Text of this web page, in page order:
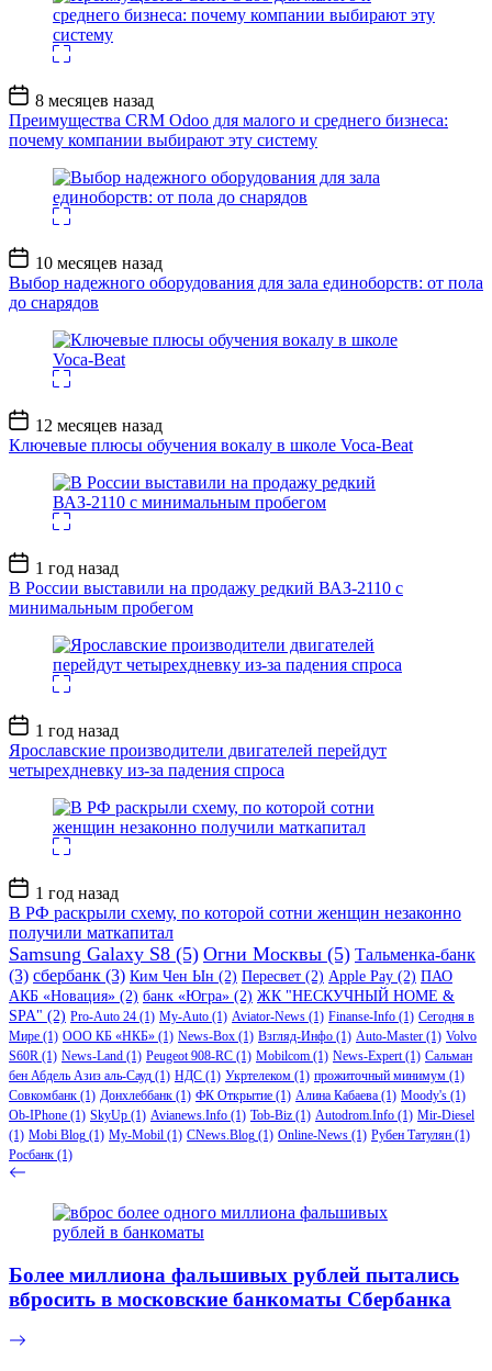
Дата
записи
8 месяцев назад
Преимущества CRM Odoo для малого и среднего бизнеса:
почему компании выбирают эту систему
Дата
записи
10 месяцев назад
Выбор надежного оборудования для зала единоборств: от пола
до снарядов
Дата
записи
12 месяцев назад
Ключевые плюсы обучения вокалу в школе Voca-Beat
Дата
записи
1 год назад
В России выставили на продажу редкий ВАЗ-2110 с
минимальным пробегом
Дата
записи
1 год назад
Ярославские производители двигателей перейдут
четырехдневку из-за падения спроса
Дата
записи
1 год назад
В РФ раскрыли схему, по которой сотни женщин незаконно
получили маткапитал
Samsung Galaxy S8 (5) Огни Москвы (5) Тальменка-банк
(3) сбербанк (3) Ким Чен Ын (2) Пересвет (2) Apple Pay (2) ПАО
АКБ «Новация» (2) банк «Югра» (2) ЖК "НЕСКУЧНЫЙ HOME &
SPA" (2) Pro-Auto 24 (1) My-Auto (1) Aviator-News (1) Finanse-Info (1) Сегодня в
Мире (1) ООО КБ «НКБ» (1) News-Box (1) Взгляд-Инфо (1) Auto-Master (1) Volvo
S60R (1) News-Land (1) Peugeot 908-RC (1) Mobilcom (1) News-Expert(1) Сальман
бен Абдель Азиз аль-Сауд (1) НДС (1) Укртелеком (1) прожиточный минимум (1)
Совкомбанк (1) Донхлеббанк (1) ФК Открытие (1) Алина Кабаева (1) Moody's (1)
Ob-IPhone (1) SkyUp (1) Avianews.Info (1) Tob-Biz (1) Autodrom.Info (1) Mir-Diesel
(1) Mobi Blog (1) My-Mobil (1) CNews.Blog (1) Online-News (1) Рубен Татулян (1)
Росбанк (1)
Более миллиона фальшивых рублей пытались
вбросить в московские банкоматы Сбербанка